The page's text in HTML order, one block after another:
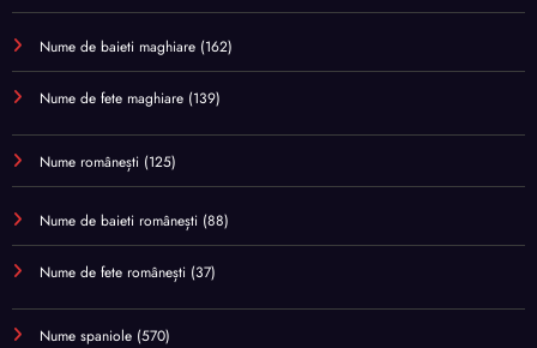
Nume de baieti maghiare (162)
Nume de fete maghiare (139)
Nume românești (125)
Nume de baieti românești (88)
Nume de fete românești (37)
Nume spaniole (570)